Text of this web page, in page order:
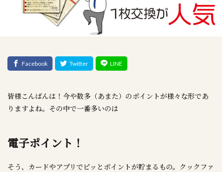
皆様こんばんは！今や数多（あまた）のポイントが様々な形であ
りますよね。その中で一番多いのは
電子ポイント！
そう、カードやアプリでピッとポイントが貯まるもの。クックファ